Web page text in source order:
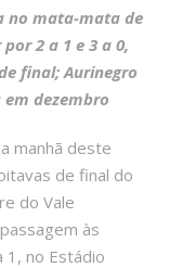
no mata-mata de
2 a 1 e 3 a 0,
final; Aurinegro
dezembro
manhã deste
de final do
do Vale
às
1, no Estádio